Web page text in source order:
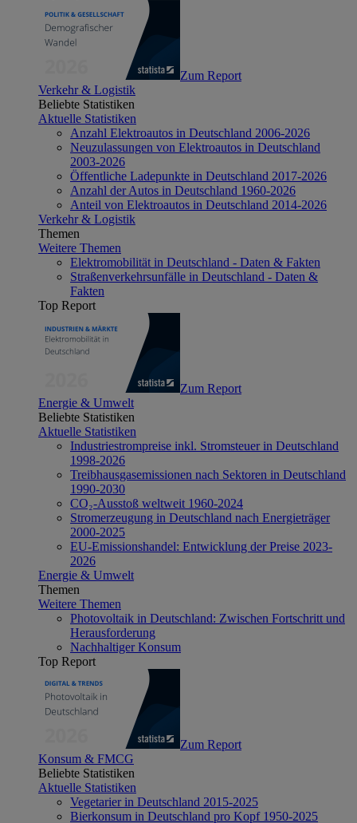
Zum Report
Verkehr & Logistik
Beliebte Statistiken
Aktuelle Statistiken
Anzahl Elektroautos in Deutschland 2006-2026
Neuzulassungen von Elektroautos in Deutschland
2003-2026
Öffentliche Ladepunkte in Deutschland 2017-2026
Anzahl der Autos in Deutschland 1960-2026
Anteil von Elektroautos in Deutschland 2014-2026
Verkehr & Logistik
Themen
Weitere Themen
Elektromobilität in Deutschland - Daten & Fakten
Straßenverkehrsunfälle in Deutschland - Daten &
Fakten
Top Report
Zum Report
Energie & Umwelt
Beliebte Statistiken
Aktuelle Statistiken
Industriestrompreise inkl. Stromsteuer in Deutschland
1998-2026
Treibhausgasemissionen nach Sektoren in Deutschland
1990-2030
CO₂-Ausstoß weltweit 1960-2024
Stromerzeugung in Deutschland nach Energieträger
2000-2025
EU-Emissionshandel: Entwicklung der Preise 2023-
2026
Energie & Umwelt
Themen
Weitere Themen
Photovoltaik in Deutschland: Zwischen Fortschritt und
Herausforderung
Nachhaltiger Konsum
Top Report
Zum Report
Konsum & FMCG
Beliebte Statistiken
Aktuelle Statistiken
Vegetarier in Deutschland 2015-2025
Bierkonsum in Deutschland pro Kopf 1950-2025